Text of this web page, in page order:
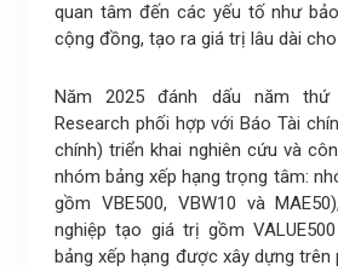
quan tâm đến các yếu tố như
cộng đồng, tạo ra giá trị lâu dài
Năm 2025 đánh dấu năm
Research phối hợp với Báo Tài
chính) triển khai nghiên cứu và
nhóm bảng xếp hạng trọng tâm:
gồm VBE500, VBW10 và
nghiệp tạo giá trị gồm
bảng xếp hạng được xây dựng trên